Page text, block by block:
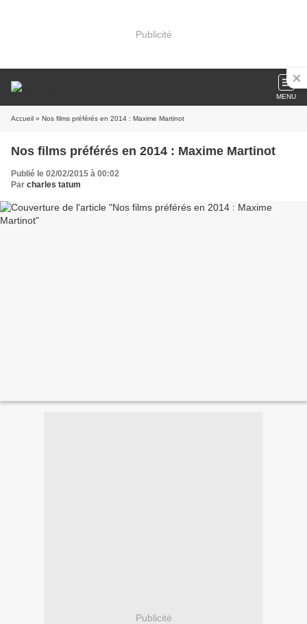
Publicité
MENU
Accueil » Nos films préférés en 2014 : Maxime Martinot
Nos films préférés en 2014 : Maxime Martinot
Publié le 02/02/2015 à 00:02
Par charles tatum
Publicité